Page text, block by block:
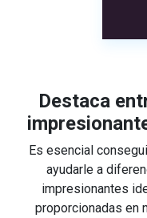
Destaca
Es esencial
ayudarle a
impresionantes
proporcionadas en